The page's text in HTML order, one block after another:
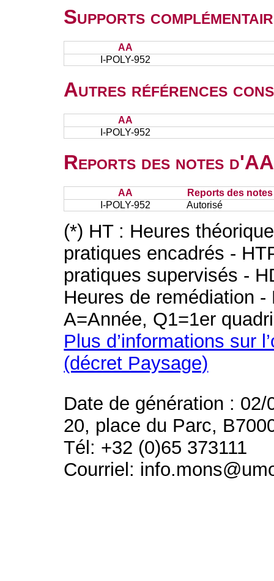
Supports
AA
I-POLY-952
Autres références
AA
I-POLY-952
Reports des notes
AA
Reports des
I-POLY-952
Autorisé
(*) HT : Heures
pratiques encadrés -
pratiques supervisés -
Heures de remédiation
A=Année, Q1=1er
Plus d’informations sur
(décret Paysage)
Date de génération : 02/
20, place du Parc,
Tél: +32 (0)65 373111
Courriel: